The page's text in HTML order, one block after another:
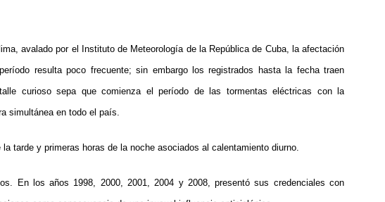
avalado por el Instituto de Meteorología de la República de Cuba, la afectación
resulta poco frecuente; sin embargo los registrados hasta la fecha traen
curioso sepa que comienza el período de las tormentas eléctricas con la
simultánea en todo el país.
tarde y primeras horas de la noche asociados al calentamiento diurno.
En los años 1998, 2000, 2001, 2004 y 2008, presentó sus credenciales con